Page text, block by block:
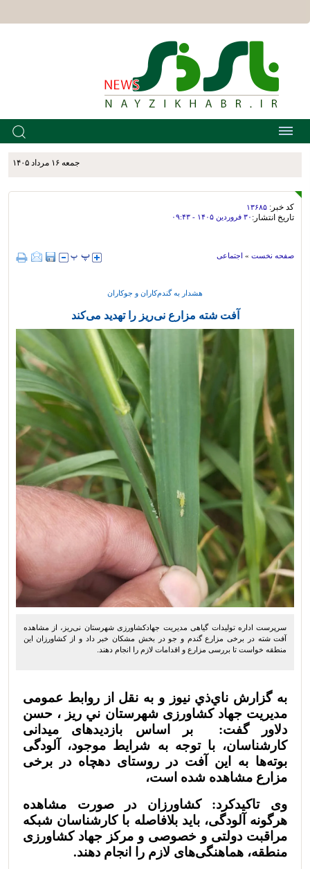
جمعه ۱۶ مرداد ۱۴۰۵
کد خبر: ۱۳۶۸۵
تاریخ انتشار: ۳۰ فروردين ۱۴۰۵ - ۰۹:۴۳
صفحه نخست » اجتماعی
هشدار به گندم‌کاران و جوکاران
آفت شته مزارع نی‌ریز را تهدید می‌کند
سرپرست اداره تولیدات گیاهی مدیریت جهادکشاورزی شهرستان نی‌ریز، از مشاهده
آفت شته در برخی مزارع گندم و جو در بخش مشکان خبر داد و از کشاورزان این
منطقه خواست تا بررسی مزارع و اقدامات لازم را انجام دهند.
به گزارش ناي‌ذي نيوز و به نقل از روابط عمومی
مدیریت جهاد کشاورزی شهرستان ني ريز ، حسن
دلاور گفت:
بر اساس بازدیدهای میدانی
کارشناسان، با توجه به شرايط موجود، آلودگی
بوته‌ها به این آفت در روستای دهچاه در برخی
مزارع مشاهده شده است،
وی تاکیدکرد: کشاورزان در صورت مشاهده
هرگونه آلودگی، باید بلافاصله با کارشناسان شبکه
مراقبت دولتی و خصوصی و مرکز جهاد کشاورزی
منطقه، هماهنگی‌های لازم را انجام دهند.